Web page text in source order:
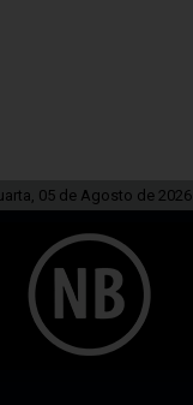
05 de Agosto de 2026